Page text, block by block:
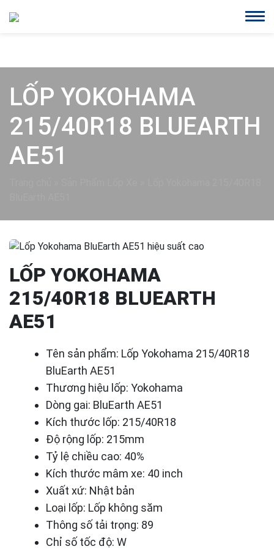
LỐP YOKOHAMA
215/40R18 BLUEARTH
AE51
LỐP YOKOHAMA
215/40R18 BLUEARTH
AE51
Tên sản phẩm: Lốp Yokohama 215/40R18
BluEarth AE51
Thương hiệu lốp: Yokohama
Dòng gai: BluEarth AE51
Kích thước lốp: 215/40R18
Độ rộng lốp: 215mm
Tỷ lệ chiều cao: 40%
Kích thước mâm xe: 40 inch
Xuất xứ: Nhật bản
Loại lốp: Lốp không săm
Thông số tải trọng: 89
Chỉ số tốc độ: W